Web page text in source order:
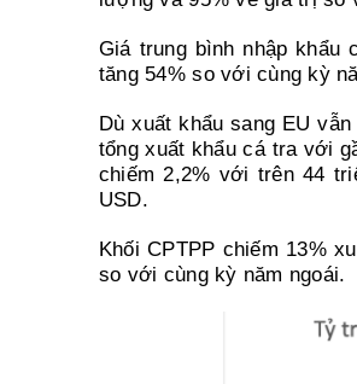
Giá trung bình nhập khẩu
tăng 54% so với cùng kỳ
Dù xuất khẩu sang EU
tổng xuất khẩu cá tra với
chiếm 2,2% với trên 44
USD.
Khối CPTPP chiếm 13%
so với cùng kỳ năm ngoái.